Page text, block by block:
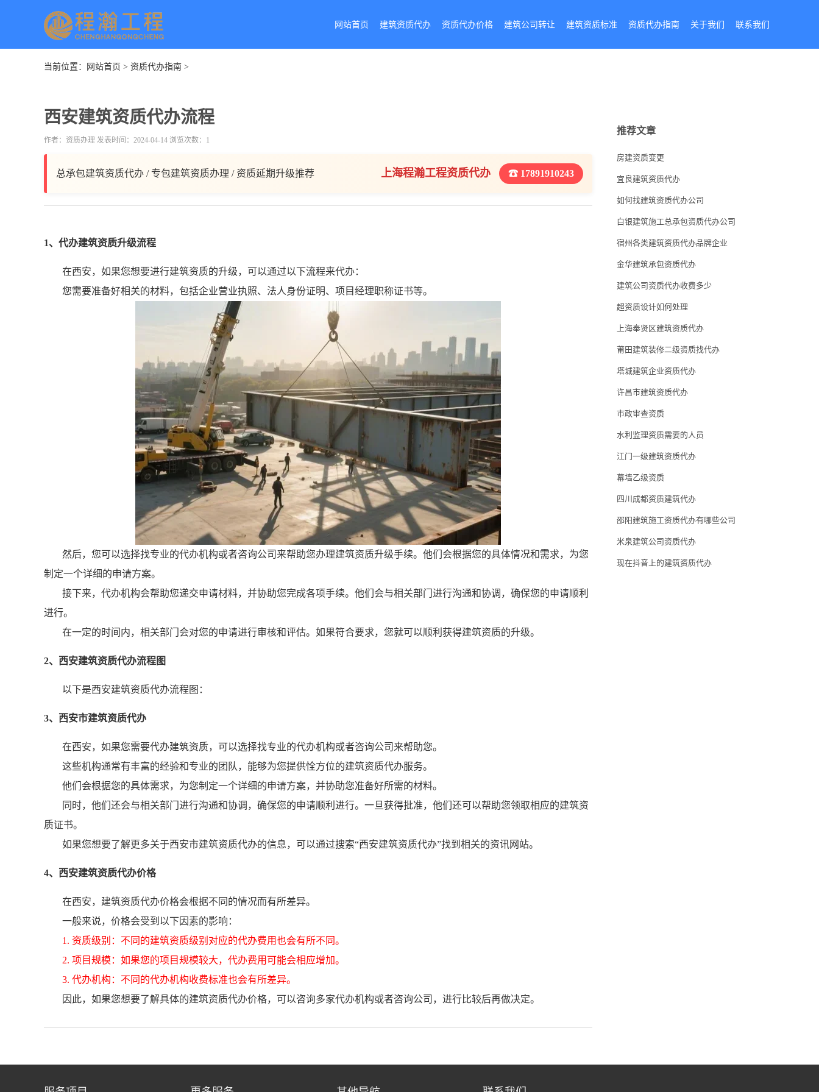
网站首页 建筑资质代办 资质代办价格 建筑公司转让 建筑资质标准 资质代办指南 关于我们 联系我们
当前位置： 网站首页 > 资质代办指南 >
西安建筑资质代办流程
作者：资质办理 发表时间：2024-04-14 浏览次数：1
总承包建筑资质代办 / 专包建筑资质办理 / 资质延期升级推荐 上海程瀚工程资质代办 ☎ 17891910243
1、代办建筑资质升级流程
在西安，如果您想要进行建筑资质的升级，可以通过以下流程来代办：
您需要准备好相关的材料，包括企业营业执照、法人身份证明、项目经理职称证书等。
然后，您可以选择找专业的代办机构或者咨询公司来帮助您办理建筑资质升级手续。他们会根据您的具体情况和需求，为您
制定一个详细的申请方案。
接下来，代办机构会帮助您递交申请材料，并协助您完成各项手续。他们会与相关部门进行沟通和协调，确保您的申请顺利
进行。
在一定的时间内，相关部门会对您的申请进行审核和评估。如果符合要求，您就可以顺利获得建筑资质的升级。
2、西安建筑资质代办流程图
以下是西安建筑资质代办流程图：
3、西安市建筑资质代办
在西安，如果您需要代办建筑资质，可以选择找专业的代办机构或者咨询公司来帮助您。
这些机构通常有丰富的经验和专业的团队，能够为您提供恮方位的建筑资质代办服务。
他们会根据您的具体需求，为您制定一个详细的申请方案，并协助您准备好所需的材料。
同时，他们还会与相关部门进行沟通和协调，确保您的申请顺利进行。一旦获得批准，他们还可以帮助您领取相应的建筑资
质证书。
如果您想要了解更多关于西安市建筑资质代办的信息，可以通过搜索“西安建筑资质代办”找到相关的资讯网站。
4、西安建筑资质代办价格
在西安，建筑资质代办价格会根据不同的情况而有所差异。
一般来说，价格会受到以下因素的影响：
1. 资质级别：不同的建筑资质级别对应的代办费用也会有所不同。
2. 项目规模：如果您的项目规模较大，代办费用可能会相应增加。
3. 代办机构：不同的代办机构收费标准也会有所差异。
因此，如果您想要了解具体的建筑资质代办价格，可以咨询多家代办机构或者咨询公司，进行比较后再做决定。
推荐文章
房建资质变更
宜良建筑资质代办
如何找建筑资质代办公司
白银建筑施工总承包资质代办公司
宿州各类建筑资质代办品牌企业
金华建筑承包资质代办
建筑公司资质代办收费多少
超资质设计如何处理
上海奉贤区建筑资质代办
莆田建筑装修二级资质找代办
塔城建筑企业资质代办
许昌市建筑资质代办
市政审查资质
水利监理资质需要的人员
江门一级建筑资质代办
幕墙乙级资质
四川成都资质建筑代办
邵阳建筑施工资质代办有哪些公司
米泉建筑公司资质代办
现在抖音上的建筑资质代办